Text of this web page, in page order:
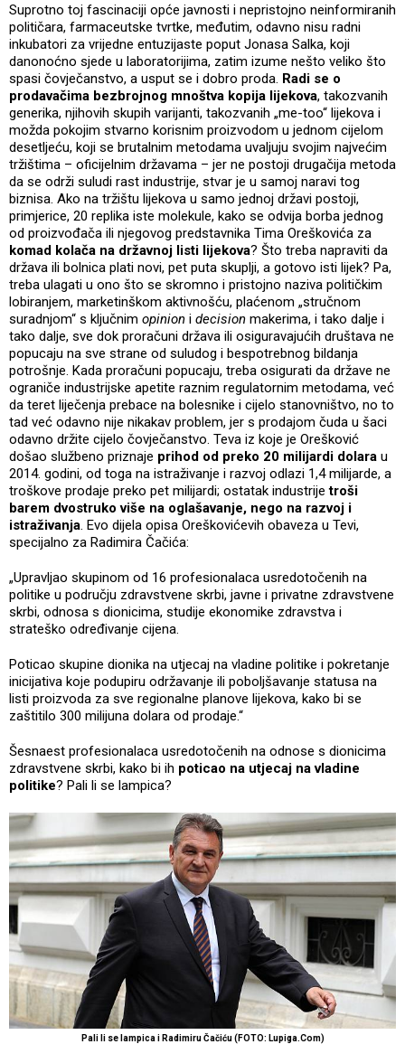
Suprotno toj fascinaciji opće javnosti i nepristojno neinformiranih
političara, farmaceutske tvrtke, međutim, odavno nisu radni
inkubatori za vrijedne entuzijaste poput Jonasa Salka, koji
danonoćno sjede u laboratorijima, zatim izume nešto veliko što
spasi čovječanstvo, a usput se i dobro proda. Radi se o
prodavačima bezbrojnog mnoštva kopija lijekova, takozvanih
generika, njihovih skupih varijanti, takozvanih „me-too“ lijekova i
možda pokojim stvarno korisnim proizvodom u jednom cijelom
desetljeću, koji se brutalnim metodama uvaljuju svojim najvećim
tržištima – oficijelnim državama – jer ne postoji drugačija metoda
da se održi suludi rast industrije, stvar je u samoj naravi tog
biznisa. Ako na tržištu lijekova u samo jednoj državi postoji,
primjerice, 20 replika iste molekule, kako se odvija borba jednog
od proizvođača ili njegovog predstavnika Tima Oreškovića za
komad kolača na državnoj listi lijekova? Što treba napraviti da
država ili bolnica plati novi, pet puta skuplji, a gotovo isti lijek? Pa,
treba ulagati u ono što se skromno i pristojno naziva političkim
lobiranjem, marketinškom aktivnošću, plaćenom „stručnom
suradnjom“ s ključnim opinion i decision makerima, i tako dalje i
tako dalje, sve dok proračuni država ili osiguravajućih društava ne
popucaju na sve strane od suludog i bespotrebnog bildanja
potrošnje. Kada proračuni popucaju, treba osigurati da države ne
ograniče industrijske apetite raznim regulatornim metodama, već
da teret liječenja prebace na bolesnike i cijelo stanovništvo, no to
tad već odavno nije nikakav problem, jer s prodajom čuda u šaci
odavno držite cijelo čovječanstvo. Teva iz koje je Orešković
došao službeno priznaje prihod od preko 20 milijardi dolara u
2014. godini, od toga na istraživanje i razvoj odlazi 1,4 milijarde, a
troškove prodaje preko pet milijardi; ostatak industrije troši
barem dvostruko više na oglašavanje, nego na razvoj i
istraživanja. Evo dijela opisa Oreškovićevih obaveza u Tevi,
specijalno za Radimira Čačića:
„Upravljao skupinom od 16 profesionalaca usredotočenih na
politike u području zdravstvene skrbi, javne i privatne zdravstvene
skrbi, odnosa s dionicima, studije ekonomike zdravstva i
strateško određivanje cijena.
Poticao skupine dionika na utjecaj na vladine politike i pokretanje
inicijativa koje podupiru održavanje ili poboljšavanje statusa na
listi proizvoda za sve regionalne planove lijekova, kako bi se
zaštitilo 300 milijuna dolara od prodaje.“
Šesnaest profesionalaca usredotočenih na odnose s dionicima
zdravstvene skrbi, kako bi ih poticao na utjecaj na vladine
politike? Pali li se lampica?
Pali li se lampica i Radimiru Čačiću (FOTO: Lupiga.Com)